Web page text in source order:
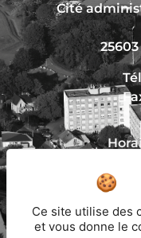
Cité
25603
Du
Et
Ce site utilise des
et vous donne le